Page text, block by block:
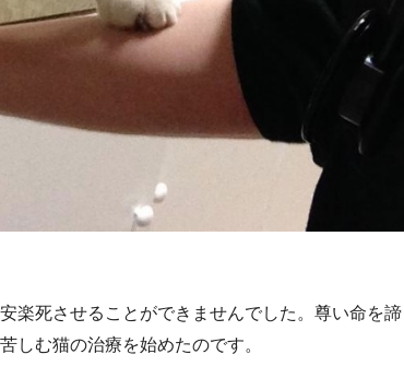
楽死させることができませんでした。尊い命を諦
しむ猫の治療を始めたのです。